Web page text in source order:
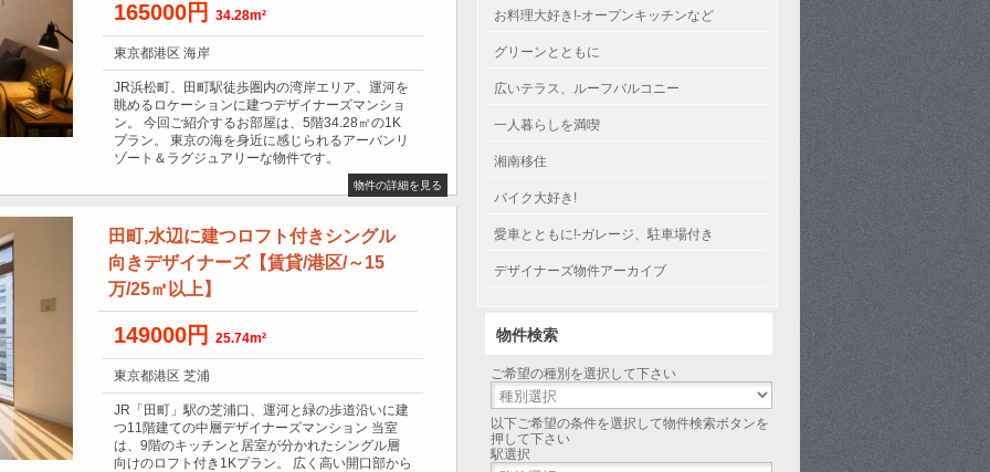
165000円 34.28m²
東京都港区 海岸
JR浜松町、田町駅徒歩圏内の湾岸エリア、運河を
眺めるロケーションに建つデザイナーズマンショ
ン。 今回ご紹介するお部屋は、5階34.28㎡の1K
プラン。 東京の海を身近に感じられるアーバンリ
ゾート＆ラグジュアリーな物件です。
物件の詳細を見る
田町,水辺に建つロフト付きシングル
向きデザイナーズ【賃貸/港区/～15
万/25㎡以上】
149000円 25.74m²
東京都港区 芝浦
JR「田町」駅の芝浦口、運河と緑の歩道沿いに建
つ11階建ての中層デザイナーズマンション 当室
は、9階のキッチンと居室が分かれたシングル層
向けのロフト付き1Kプラン。 広く高い開口部から
お料理大好き!-オープンキッチンなど
グリーンとともに
広いテラス、ルーフバルコニー
一人暮らしを満喫
湘南移住
バイク大好き!
愛車とともに!-ガレージ、駐車場付き
デザイナーズ物件アーカイブ
物件検索
ご希望の種別を選択して下さい
以下ご希望の条件を選択して物件検索ボタンを
押して下さい
駅選択